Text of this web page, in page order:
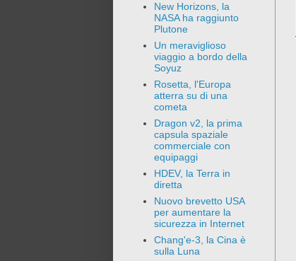
New Horizons, la
NASA ha raggiunto
Plutone
Un meraviglioso
viaggio a bordo della
Soyuz
Rosetta, l'Europa
atterra su di una
cometa
Dragon v2, la prima
capsula spaziale
commerciale con
equipaggi
HDEV, la Terra in
diretta
Nuovo brevetto USA
per aumentare la
sicurezza in Internet
Chang'e-3, la Cina è
sulla Luna